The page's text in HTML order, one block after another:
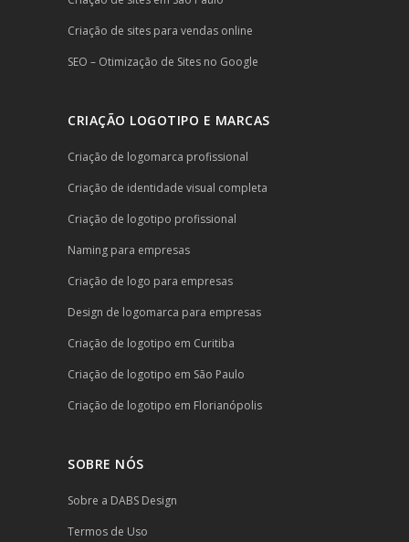
Criação de sites para vendas online
SEO – Otimização de Sites no Google
CRIAÇÃO LOGOTIPO E MARCAS
Criação de logomarca profissional
Criação de identidade visual completa
Criação de logotipo profissional
Naming para empresas
Criação de logo para empresas
Design de logomarca para empresas
Criação de logotipo em Curitiba
Criação de logotipo em São Paulo
Criação de logotipo em Florianópolis
SOBRE NÓS
Sobre a DABS Design
Termos de Uso